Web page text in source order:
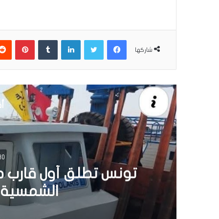
شاركها
فيسبوكتويتر لينكدإن
30
تونس تطلق أول قارب